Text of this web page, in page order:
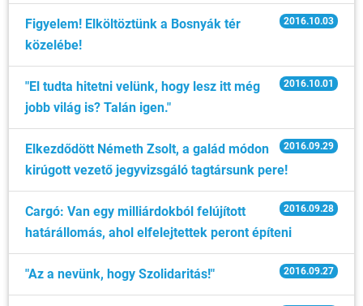
2016.10.03
Figyelem! Elköltöztünk a Bosnyák tér
közelébe!
2016.10.01
"El tudta hitetni velünk, hogy lesz itt még
jobb világ is? Talán igen."
2016.09.29
Elkezdődött Németh Zsolt, a galád módon
kirúgott vezető jegyvizsgáló tagtársunk pere!
2016.09.28
Cargó: Van egy milliárdokból felújított
határállomás, ahol elfelejtettek peront építeni
2016.09.27
"Az a nevünk, hogy Szolidaritás!"